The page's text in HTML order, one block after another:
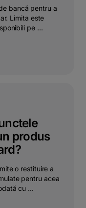
bancă pentru a
Limita este
pe ...
produs
o restituire a
pentru acea
cu ...